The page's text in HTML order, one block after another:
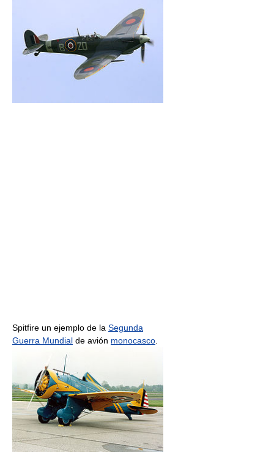
Spitfire un ejemplo de la Segunda
Guerra Mundial de avión monocasco